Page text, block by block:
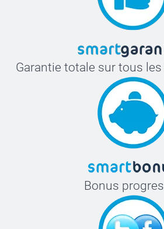
Garantie totale sur tous
Bonus